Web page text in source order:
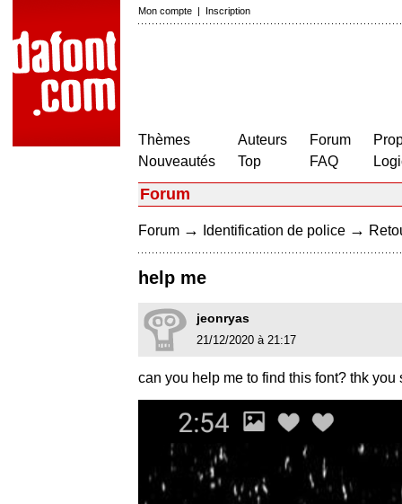
Mon compte | Inscription
Thèmes
Nouveautés
Auteurs
Top
Forum
FAQ
Forum
Forum → Identification de police →
help me
jeonryas
21/12/2020 à 21:17
can you help me to find this font? thk you